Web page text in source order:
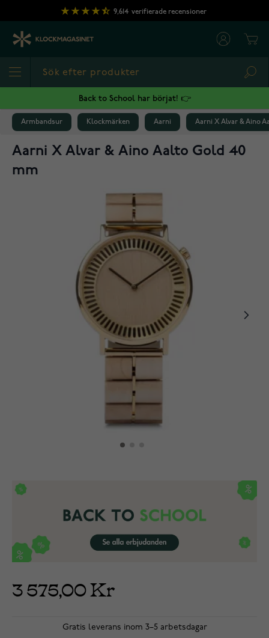
Hoppa till innehållet
9,614 verifierade recensioner
Back to School har börjat! 👉
Armbandsur Klockmärken Aarni Aarni X Alvar & Aino
Aarni X Alvar & Aino Aalto Gold 40
mm
3 575,00 Kr
Gratis leverans inom 3–5 arbetsdagar